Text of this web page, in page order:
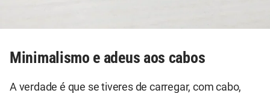
Minimalismo e adeus aos cabos
A verdade é que se tiveres de carregar, com cabo,